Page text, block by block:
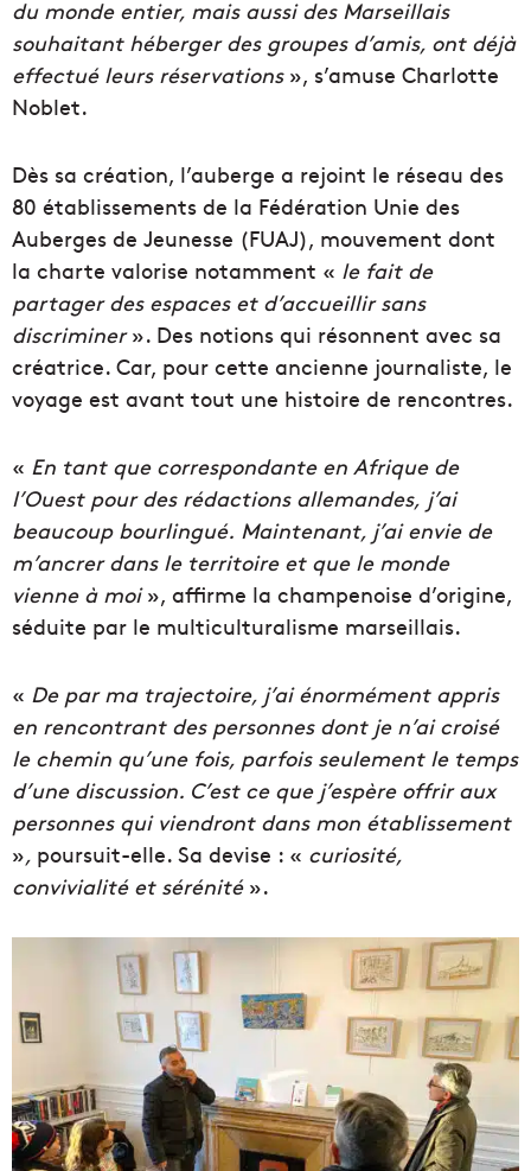
du monde entier, mais aussi des Marseillais
souhaitant héberger des groupes d’amis, ont déjà
effectué leurs réservations», s’amuse Charlotte
Noblet.
Dès sa création, l’auberge a rejoint le réseau des
80 établissements de la Fédération Unie des
Auberges de Jeunesse (FUAJ), mouvement dont
la charte valorise notamment « le fait de
partager des espaces et d’accueillir sans
discriminer». Des notions qui résonnent avec sa
créatrice. Car, pour cette ancienne journaliste, le
voyage est avant tout une histoire de rencontres.
« En tant que correspondante en Afrique de
l’Ouest pour des rédactions allemandes, j’ai
beaucoup bourlingué. Maintenant, j’ai envie de
m’ancrer dans le territoire et que le monde
vienne à moi», affirme la champenoise d’origine,
séduite par le multiculturalisme marseillais.
« De par ma trajectoire, j’ai énormément appris
en rencontrant des personnes dont je n’ai croisé
le chemin qu’une fois, parfois seulement le temps
d’une discussion. C’est ce que j’espère offrir aux
personnes qui viendront dans mon établissement
», poursuit-elle. Sa devise : « curiosité,
convivialité et sérénité».